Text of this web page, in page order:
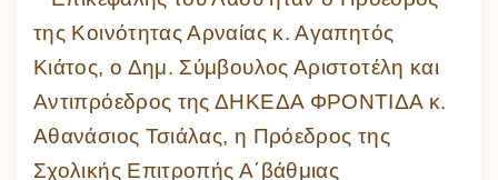
της Κοινότητας Αρναίας κ. Αγαπητός
Κιάτος, ο Δημ. Σύμβουλος Αριστοτέλη και
Αντιπρόεδρος της ΔΗΚΕΔΑ ΦΡΟΝΤΙΔΑ κ.
Αθανάσιος Τσιάλας, η Πρόεδρος της
Σχολικής Επιτροπής Α΄βάθμιας